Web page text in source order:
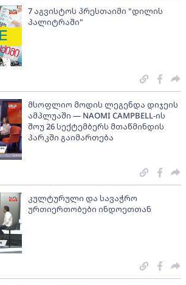
7 აგვისტოს პრესთაიმი "დილის
პალიტრაში"
მსოფლიო მოდის ლეგენდა დიჯეის
ამპლუაში — NAOMI CAMPBELL-ის
შოუ 26 სექტემბერს მთაწმინდის
პარკში გაიმართება
კულტურული და სავაჭრო
ურთიერთობები ინდოეთთან